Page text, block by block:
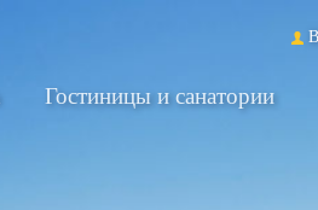
Гостиницы и санатории